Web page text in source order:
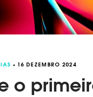
16 DEZEMBRO 2024
o